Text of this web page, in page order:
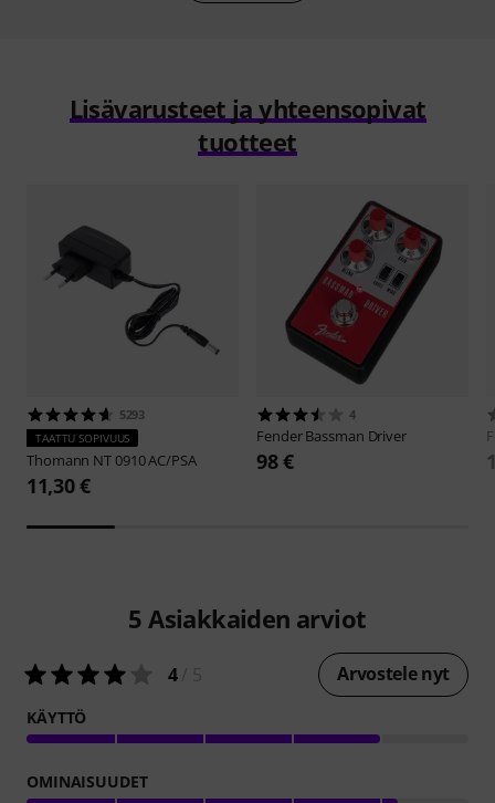
Lisävarusteet ja yhteensopivat
tuotteet
5293
TAATTU SOPIVUUS
Thomann NT 0910 AC/PSA
11,30 €
4
FenderBassman Driver
98 €
5 Asiakkaiden arviot
4/ 5 Arvostele nyt
KÄYTTÖ
OMINAISUUDET